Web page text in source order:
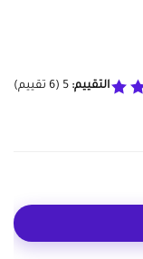
التقييم: 5
(
6 تقييم)